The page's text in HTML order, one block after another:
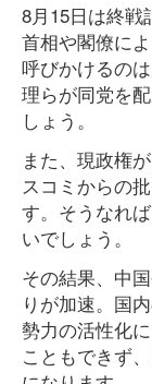
8月15日は終戦
首相や閣僚に
呼びかけるの
理らが同党を
しょう。
また、現政権
スコミからの
す。そうなれ
いでしょう。
その結果、中
りが加速。国
勢力の活性化
こともできず